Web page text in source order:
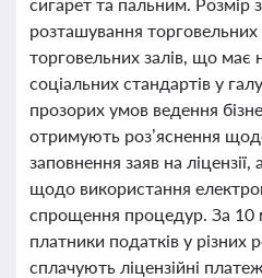
розташування торговельних
торговельних залів, що має
соціальних стандартів у
прозорих умов ведення
отримують роз’яснення
заповнення заяв на
щодо використання
спрощення процедур. За 10
платники податків у різних
сплачують ліцензійні